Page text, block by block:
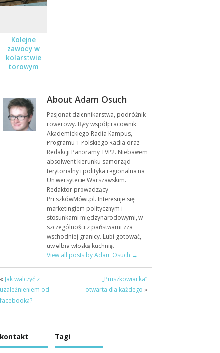
Kolejne
zawody w
kolarstwie
torowym
About Adam Osuch
Pasjonat dziennikarstwa, podróżnik
rowerowy. Były współpracownik
Akademickiego Radia Kampus,
Programu 1 Polskiego Radia oraz
Redakcji Panoramy TVP2. Niebawem
absolwent kierunku samorząd
terytorialny i polityka regionalna na
Uniwersytecie Warszawskim.
Redaktor prowadzący
PruszkówMówi.pl. Interesuje się
marketingiem politycznym i
stosunkami międzynarodowymi, w
szczególności z państwami zza
wschodniej granicy. Lubi gotować,
uwielbia włoską kuchnię.
View all posts by Adam Osuch →
« Jak walczyć z
uzależnieniem od
facebooka?
„Pruszkowianka”
otwarta dla każdego »
kontakt Tagi